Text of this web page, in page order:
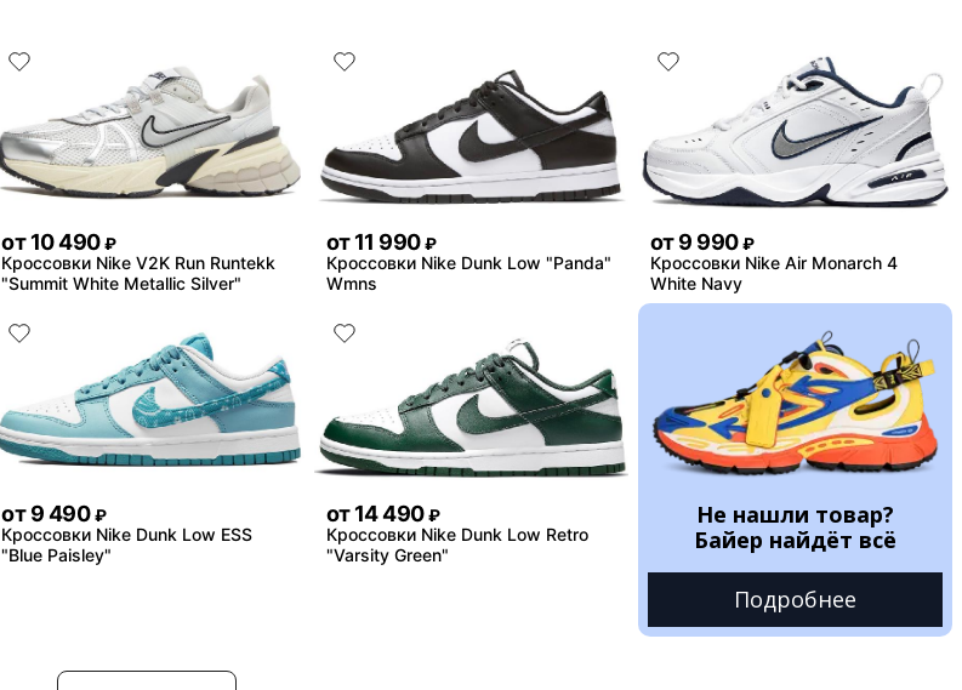
от 10 490 ₽
Кроссовки Nike V2K Run Runtekk
"Summit White Metallic Silver"
от 11 990 ₽
Кроссовки Nike Dunk Low "Panda"
Wmns
от 9 990 ₽
Кроссовки Nike Air Monarch 4
White Navy
от 9 490 ₽
Кроссовки Nike Dunk Low ESS
"Blue Paisley"
от 14 490 ₽
Кроссовки Nike Dunk Low Retro
"Varsity Green"
Не нашли товар?
Байер найдёт всё
Подробнее